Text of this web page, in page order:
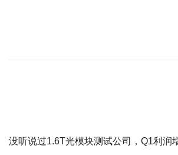
没听说过1.6T光模块测试公司，Q1利润